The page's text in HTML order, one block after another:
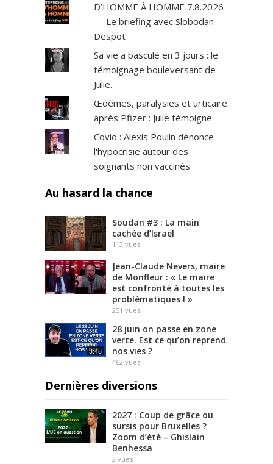
c
r
i
n
s
a
d
m
o
D’HOMME À HOMME 7.8.2026
— Le briefing avec Slobodan
Despot
Sa vie a basculé en 3 jours : le
témoignage bouleversant de
Julie.
Œdèmes, paralysies et urticaire
après Pfizer : Julie témoigne
Covid : Alexis Poulin dénonce
l'hypocrisie autour des
soignants non vaccinés
Au hasard la chance
Soudan #3 : La main
cachée d’Israël
113 vues
Jean-Claude Nevers, maire
de Monfleur : « Le maire
est confronté à toutes les
problématiques ! »
251 vues
3:48
28 juin on passe en zone
verte. Est ce qu’on reprend
nos vies ?
462 vues
Dernières diversions
2027 : Coup de grâce ou
sursis pour Bruxelles ?
Zoom d’été – Ghislain
Benhessa
2 vues